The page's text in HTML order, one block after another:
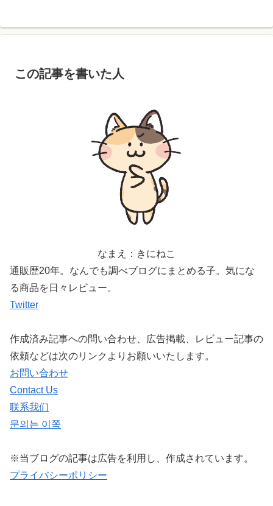
この記事を書いた人
なまえ：きにねこ
通販歴20年。なんでも調べブログにまとめる子。気にな
る商品を日々レビュー。
Twitter
作成済み記事への問い合わせ、広告掲載、レビュー記事の
依頼などは次のリンクよりお願いいたします。
お問い合わせ
Contact Us
联系我们
문의는 이쪽
※当ブログの記事は広告を利用し、作成されています。
プライバシーポリシー